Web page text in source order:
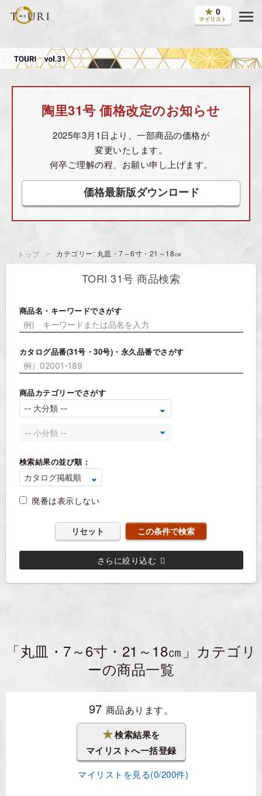
★ 0
マイリスト
陶里31号 価格改定のお知らせ
2025年3月1日より、一部商品の価格が
変更いたします。
何卒ご理解の程、お願い申し上げます。
価格最新版ダウンロード
トップ カテゴリー: 丸皿・7～6寸・21～18㎝
TORI 31号 商品検索
商品名・キーワードでさがす
カタログ品番(31号・30号)・永久品番でさがす
商品カテゴリーでさがす
検索結果の並び順：
廃番は表示しない
リセット
さらに絞り込む
「丸皿・7～6寸・21～18㎝」カテゴリ
ーの商品一覧
97 商品あります。
★検索結果を
マイリストへ一括登録
マイリストを見る(0/200件)